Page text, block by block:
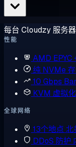
每台 Cloudzy 服务
性能
AMD EPYC
纯 NVMe
10 Gbps
KVM 虚拟化
全球网络
13个地点 北
DDoS 防护